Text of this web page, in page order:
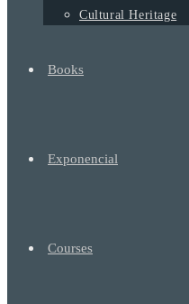
Cultural Heritage
Books
Exponencial
Courses